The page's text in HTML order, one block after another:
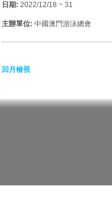
日期: 2022/12/18 ~ 31
主辦單位: 中國澳門游泳總會
回月檢視